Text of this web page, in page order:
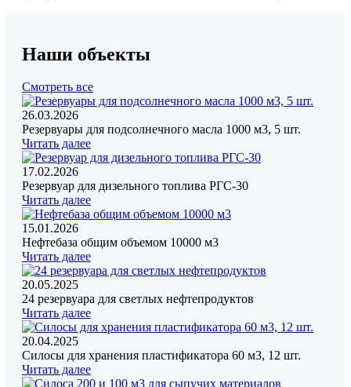
Наши объекты
Смотреть все
26.03.2026
Резервуары для подсолнечного масла 1000 м3, 5 шт.
Читать далее
17.02.2026
Резервуар для дизельного топлива РГС-30
Читать далее
15.01.2026
Нефтебаза общим объемом 10000 м3
Читать далее
20.05.2025
24 резервуара для светлых нефтепродуктов
Читать далее
20.04.2025
Силосы для хранения пластификатора 60 м3, 12 шт.
Читать далее